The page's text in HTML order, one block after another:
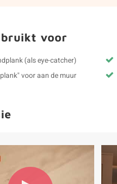
voor
(als eye-catcher)
voor aan de muur